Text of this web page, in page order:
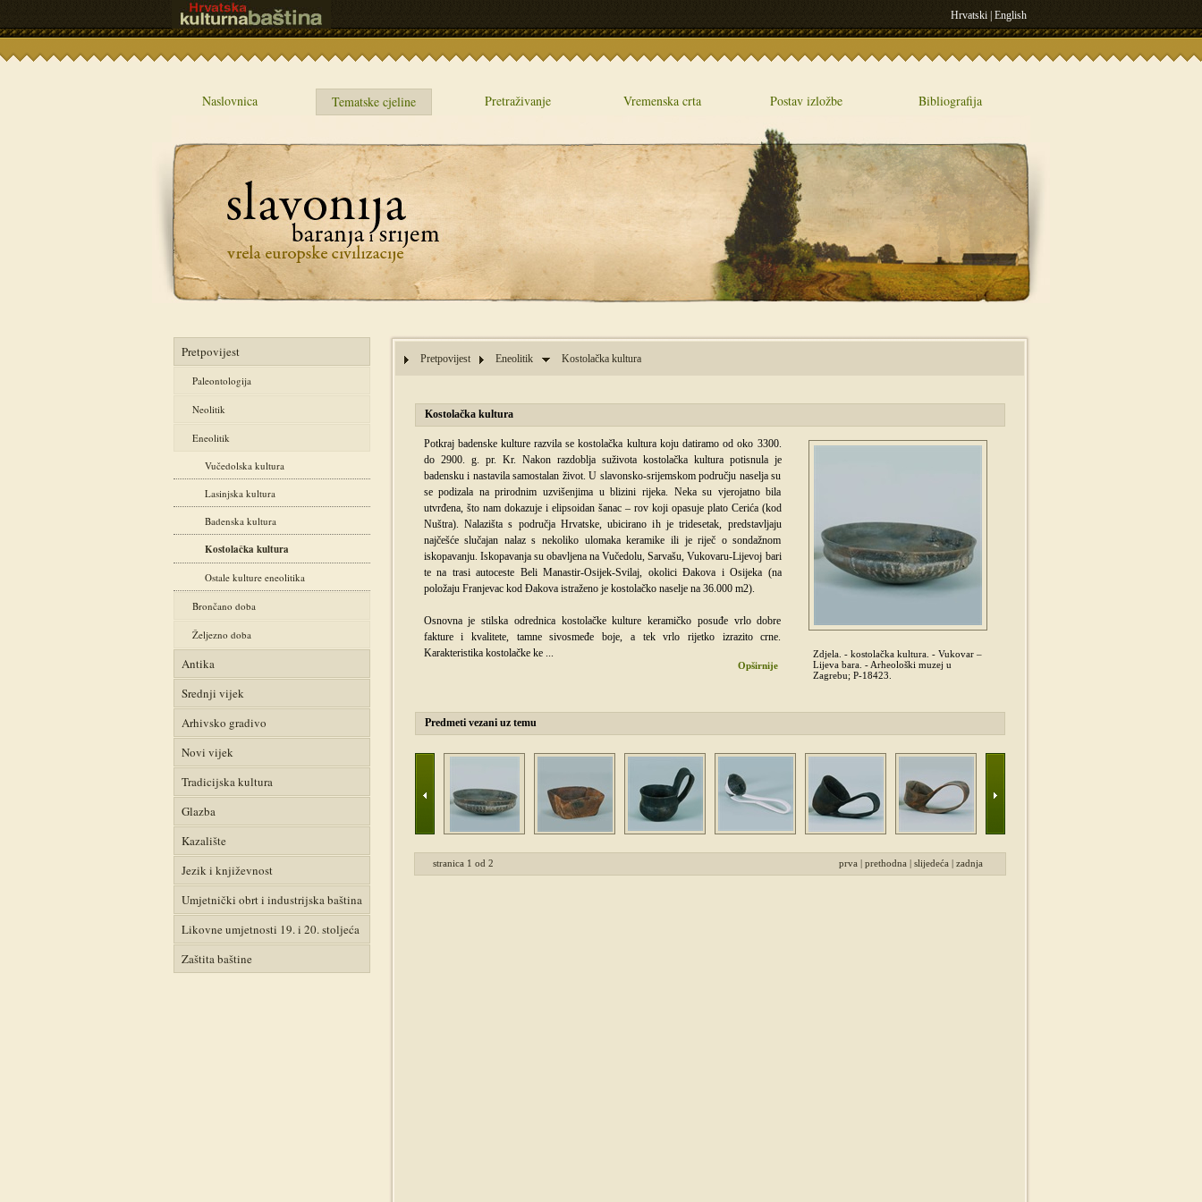
Hrvatski English
Naslovnica Tematske cjeline Pretraživanje Vremenska crta Postav izložbe Bibliografija
Pretpovijest
Paleontologija
Neolitik
Eneolitik
Vučedolska kultura
Lasinjska kultura
Badenska kultura
Kostolačka kultura
Ostale kulture eneolitika
Brončano doba
Željezno doba
Antika
Srednji vijek
Arhivsko gradivo
Novi vijek
Tradicijska kultura
Glazba
Kazalište
Jezik i književnost
Umjetnički obrt i industrijska baština
Likovne umjetnosti 19. i 20. stoljeća
Zaštita baštine
Pretpovijest Eneolitik Kostolačka kultura
Kostolačka kultura
Potkraj badenske kulture razvila se kostolačka kultura koju datiramo od oko 3300.
do 2900. g. pr. Kr. Nakon razdoblja suživota kostolačka kultura potisnula je
badensku i nastavila samostalan život. U slavonsko-srijemskom području naselja su
se podizala na prirodnim uzvišenjima u blizini rijeka. Neka su vjerojatno bila
utvrđena, što nam dokazuje i elipsoidan šanac – rov koji opasuje plato Cerića (kod
Nuštra). Nalazišta s područja Hrvatske, ubicirano ih je tridesetak, predstavljaju
najčešće slučajan nalaz s nekoliko ulomaka keramike ili je riječ o sondažnom
iskopavanju. Iskopavanja su obavljena na Vučedolu, Sarvašu, Vukovaru-Lijevoj bari
te na trasi autoceste Beli Manastir-Osijek-Svilaj, okolici Đakova i Osijeka (na
položaju Franjevac kod Đakova istraženo je kostolačko naselje na 36.000 m2).
Osnovna je stilska odrednica kostolačke kulture keramičko posuđe vrlo dobre
fakture i kvalitete, tamne sivosmeđe boje, a tek vrlo rijetko izrazito crne.
Karakteristika kostolačke ke...
Opširnije
Zdjela. - kostolačka kultura. - Vukovar –
Lijeva bara. - Arheološki muzej u
Zagrebu; P-18423.
Predmeti vezani uz temu
stranica 1 od 2 prva | prethodna | slijedeća | zadnja